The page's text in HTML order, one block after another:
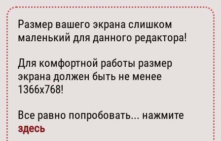
Размер вашего экрана слишком
маленький для данного редактора!
Для комфортной работы размер
экрана должен быть не менее
1366х768!
Все равно попробовать... нажмите
здесь